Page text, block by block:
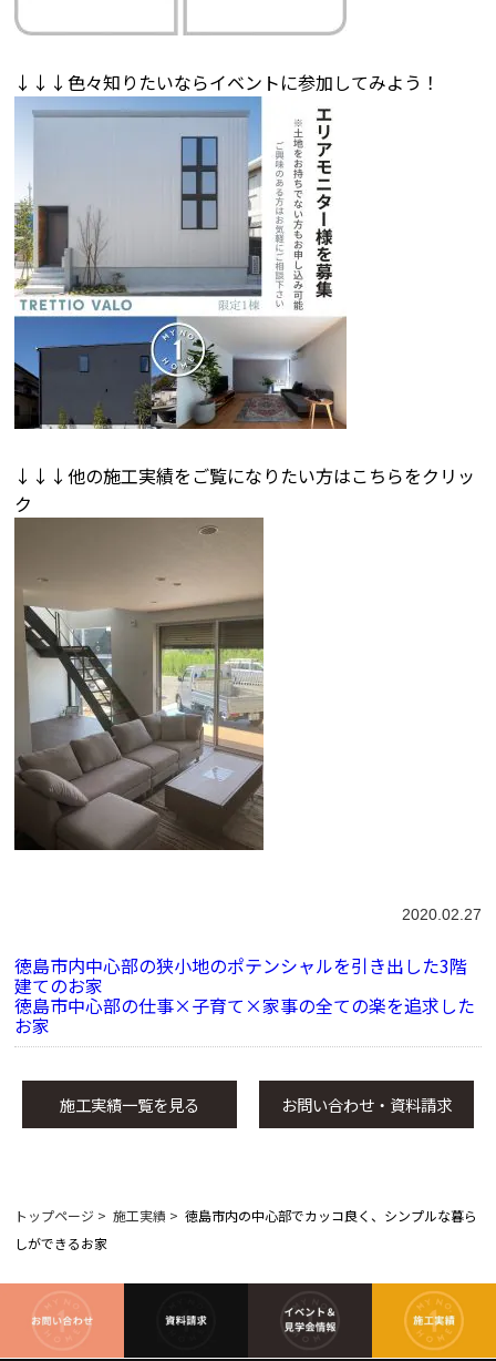
↓↓↓色々知りたいならイベントに参加してみよう！
↓↓↓他の施工実績をご覧になりたい方はこちらをクリッ
ク
2020.02.27
徳島市内中心部の狭小地のポテンシャルを引き出した3階
建てのお家
徳島市中心部の仕事×子育て×家事の全ての楽を追求した
お家
施工実績一覧を見る お問い合わせ・資料請求
トップページ > 施工実績 > 徳島市内の中心部でカッコ良く、シンプルな暮ら
しができるお家